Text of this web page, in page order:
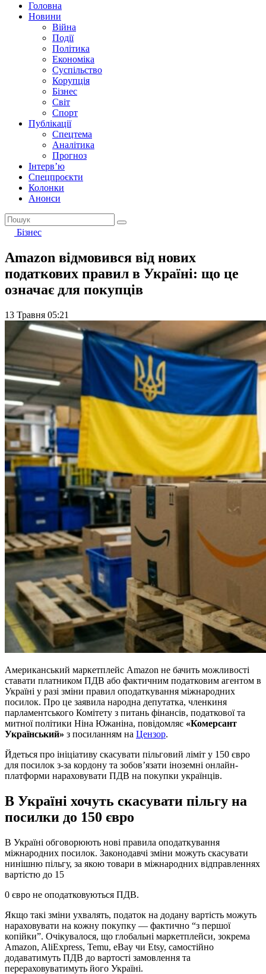
Головна
Новини
Війна
Події
Політика
Економіка
Суспільство
Корупція
Бізнес
Світ
Спорт
Публікації
Спецтема
Аналітика
Прогноз
Інтерв’ю
Спецпроєкти
Колонки
Анонси
Бізнес
Amazon відмовився від нових
податкових правил в Україні: що це
означає для покупців
13 Травня 05:21
Американський маркетплейс Amazon не бачить можливості
ставати платником ПДВ або фактичним податковим агентом в
Україні у разі зміни правил оподаткування міжнародних
посилок. Про це заявила народна депутатка, членкиня
парламентського Комітету з питань фінансів, податкової та
митної політики Ніна Южаніна, повідомляє «Комерсант
Український» з посиланням на Цензор.
Йдеться про ініціативу скасувати пільговий ліміт у 150 євро
для посилок з-за кордону та зобов’язати іноземні онлайн-
платформи нараховувати ПДВ на покупки українців.
В Україні хочуть скасувати пільгу на
посилки до 150 євро
В Україні обговорюють нові правила оподаткування
міжнародних посилок. Законодавчі зміни можуть скасувати
нинішню пільгу, за якою товари в міжнародних відправленнях
вартістю до 15
0 євро не оподатковуються ПДВ.
Якщо такі зміни ухвалять, податок на додану вартість можуть
нараховувати на кожну покупку — фактично “з першої
копійки”. Очікувалося, що глобальні маркетплейси, зокрема
Amazon, AliExpress, Temu, eBay чи Etsy, самостійно
додаватимуть ПДВ до вартості замовлення та
перераховуватимуть його Україні.